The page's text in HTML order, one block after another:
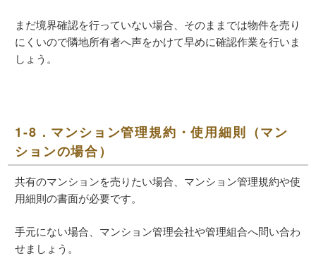
まだ境界確認を行っていない場合、そのままでは物件を売り
にくいので隣地所有者へ声をかけて早めに確認作業を行いま
しょう。
1-8．マンション管理規約・使用細則（マン
ションの場合）
共有のマンションを売りたい場合、マンション管理規約や使
用細則の書面が必要です。
手元にない場合、マンション管理会社や管理組合へ問い合わ
せましょう。